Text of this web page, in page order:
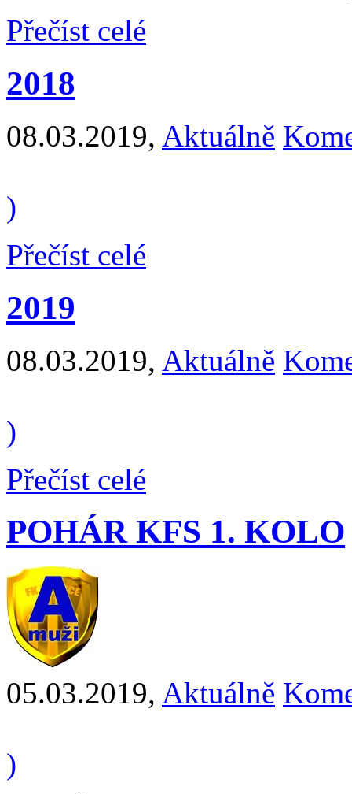
Přečíst celé
2018
08.03.2019, Aktuálně
)
Přečíst celé
2019
08.03.2019, Aktuálně
)
Přečíst celé
POHÁR KFS 1. KOLO
05.03.2019, Aktuálně
)